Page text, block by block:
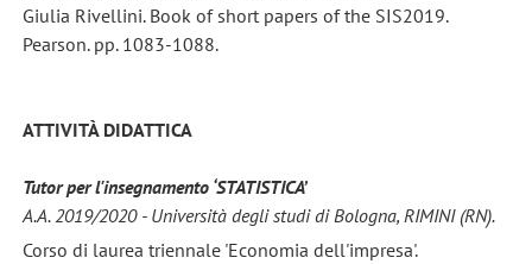
Giulia Rivellini. Book of short papers of the SIS2019.
Pearson. pp. 1083-1088.
ATTIVITÀ DIDATTICA
Tutor per l'insegnamento ‘STATISTICA’
A.A. 2019/2020 - Università degli studi di Bologna, RIMINI (RN).
Corso di laurea triennale 'Economia dell'impresa'.